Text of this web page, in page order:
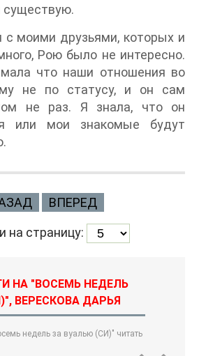
существую.
моими друзьями, которых и
Рою было не интересно.
что наши отношения во
не по статусу, и он сам
не раз. Я знала, что он
или мои знакомые будут
ВПЕРЕД
на страницу:
НА "ВОСЕМЬ НЕДЕЛЬ
ВЕРЕСКОВА ДАРЬЯ
недель за вуалью (СИ)" читать